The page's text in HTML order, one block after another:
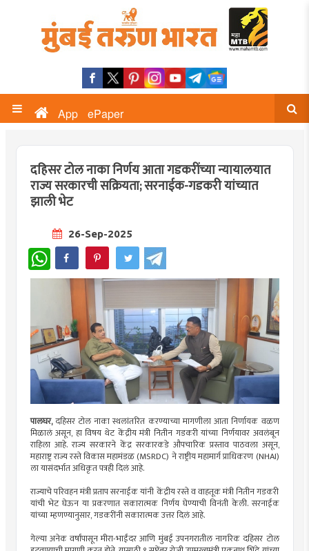
App ePaper
दहिसर टोल नाका निर्णय आता गडकरींच्या न्यायालयात
राज्य सरकारची सक्रियता; सरनाईक-गडकरी यांच्यात
झाली भेट
26-Sep-2025
WhatsApp
पालघर,दहिसर टोल नाका स्थलांतरित करण्याच्या मागणीला आता निर्णायक वळण
मिळालं असून, हा विषय थेट केंद्रीय मंत्री नितीन गडकरी यांच्या निर्णयावर अवलंबून
राहिला आहे. राज्य सरकारने केंद्र सरकारकडे औपचारिक प्रस्ताव पाठवला असून,
महाराष्ट्र राज्य रस्ते विकास महामंडळ (MSRDC) ने राष्ट्रीय महामार्ग प्राधिकरण (NHAI)
ला यासंदर्भात अधिकृत पत्रही दिलं आहे.
राज्याचे परिवहन मंत्री प्रताप सरनाईक यांनी केंद्रीय रस्ते व वाहतूक मंत्री नितीन गडकरी
यांची भेट घेऊन या प्रकरणात सकारात्मक निर्णय घेण्याची विनंती केली. सरनाईक
यांच्या म्हणण्यानुसार, गडकरींनी सकारात्मक उत्तर दिलं आहे.
गेल्या अनेक वर्षांपासून मीरा-भाईंदर आणि मुंबई उपनगरातील नागरिक दहिसर टोल